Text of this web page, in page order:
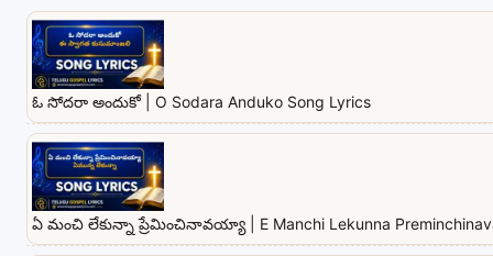
ఓ సోదరా అందుకో | O Sodara Anduko Song Lyrics
ఏ మంచి లేకున్నా ప్రేమించినావయ్యా | E Manchi Lekunna